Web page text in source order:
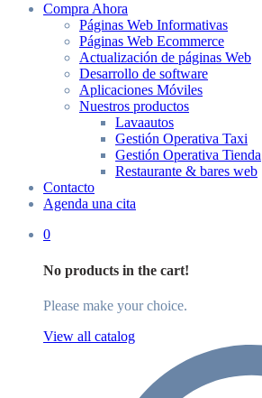
Compra Ahora
Páginas Web Informativas
Páginas Web Ecommerce
Actualización de páginas Web
Desarrollo de software
Aplicaciones Móviles
Nuestros productos
Lavaautos
Gestión Operativa Taxi
Gestión Operativa Tienda
Restaurante & bares web
Contacto
Agenda una cita
0
No products in the cart!
Please make your choice.
View all catalog